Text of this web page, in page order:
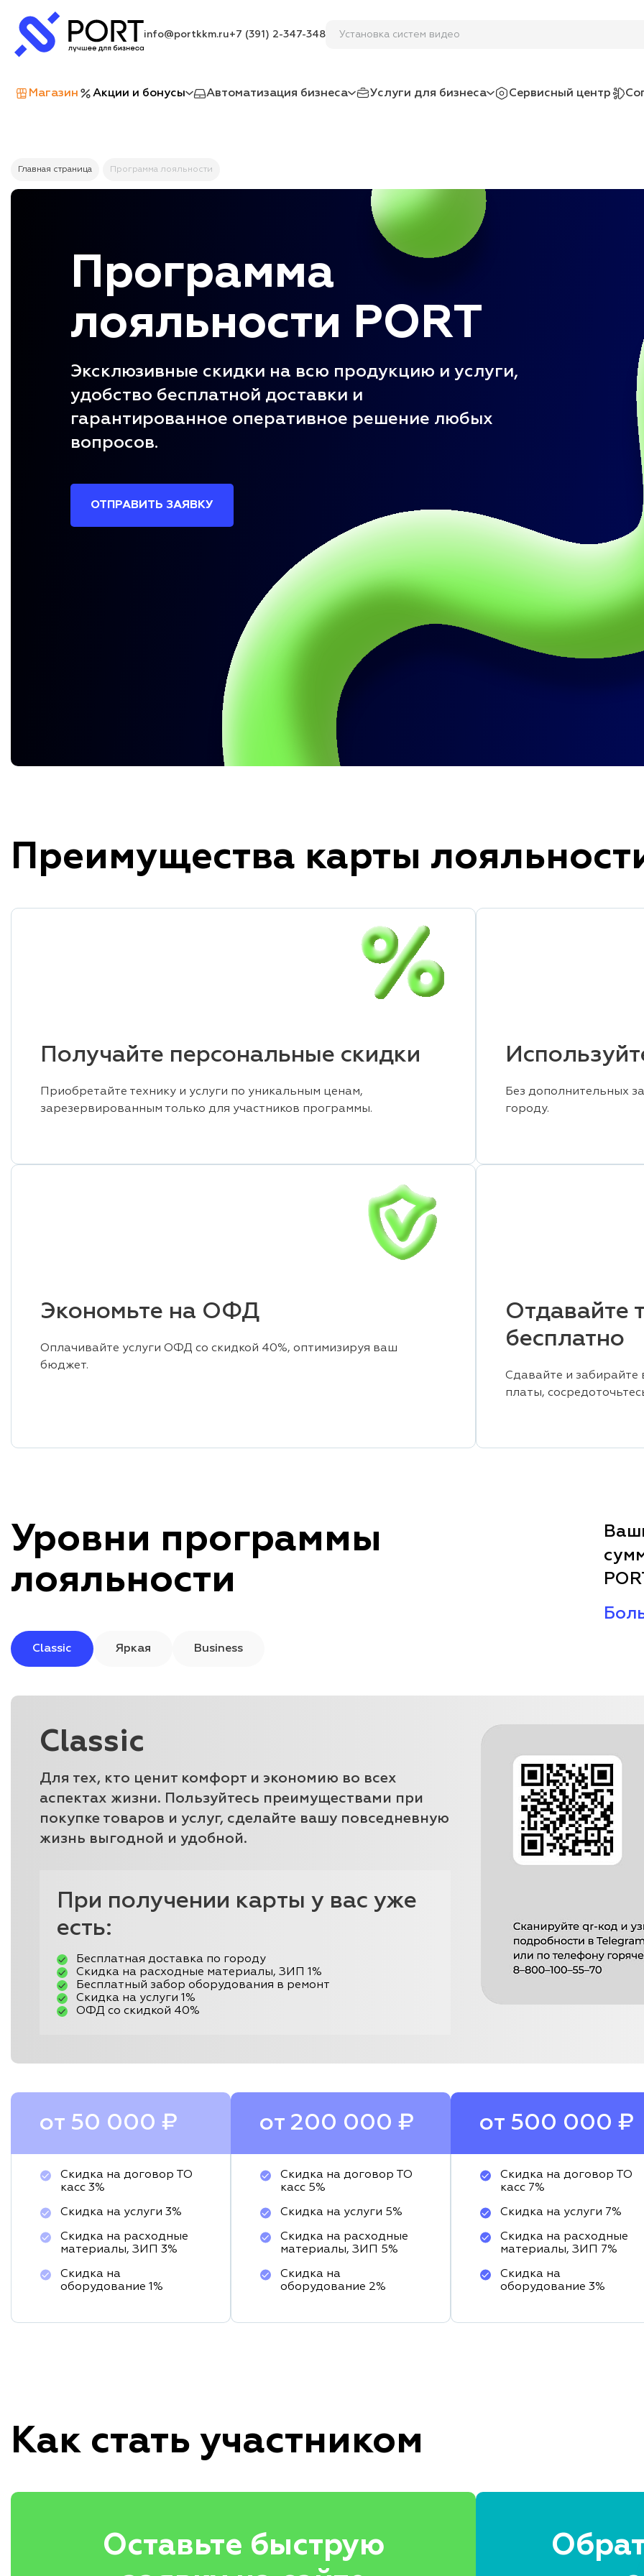
info@portkkm.ru+7 (391) 2-347-348 У
Магазин Акции и бонусы Автоматизация бизнеса Услуги для бизнеса Сервисный центр
Главная страница Программа лояльности
Программа
лояльности PORT
Эксклюзивные скидки на всю продукцию и услуги,
удобство бесплатной доставки и
гарантированное оперативное решение любых
вопросов.
ОТПРАВИТЬ ЗАЯВКУ
Преимущества карты
Получайте персональные скидки
Приобретайте технику и услуги по уникальным ценам,
зарезервированным только для участников программы.
Без дополнительных
городу.
Экономьте на ОФД
Оплачивайте услуги ОФД со скидкой 40%, оптимизируя ваш
бюджет.
Отдавайте
бесплатно
Сдавайте и забирайте
платы,
Уровни программы
лояльности
Classic Яркая Business
Classic
Для тех, кто ценит комфорт и экономию во всех
аспектах жизни. Пользуйтесь преимуществами при
покупке товаров и услуг, сделайте вашу повседневную
жизнь выгодной и удобной.
При получении карты у вас уже
есть:
Бесплатная доставка по городу
Скидка на расходные материалы, ЗИП 1%
Бесплатный забор оборудования в ремонт
Скидка на услуги 1%
ОФД со скидкой 40%
от 50 000 ₽
Скидка на договор ТО
касс 3%
Скидка на услуги 3%
Скидка на расходные
материалы, ЗИП 3%
Скидка на
оборудование 1%
от 200 000 ₽
Скидка на договор ТО
касс 5%
Скидка на услуги 5%
Скидка на расходные
материалы, ЗИП 5%
Скидка на
оборудование 2%
от 500 000 ₽
Скидка на договор ТО
касс 7%
Скидка на услуги 7%
Скидка на расходные
материалы, ЗИП 7%
Скидка на
оборудование 3%
Как стать участником
Оставьте быструю